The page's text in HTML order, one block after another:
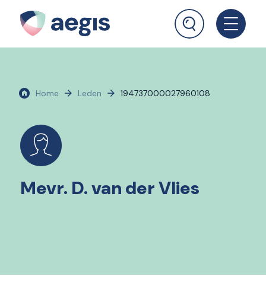
Home Leden 194737000027960108
Mevr. D. van der Vlies